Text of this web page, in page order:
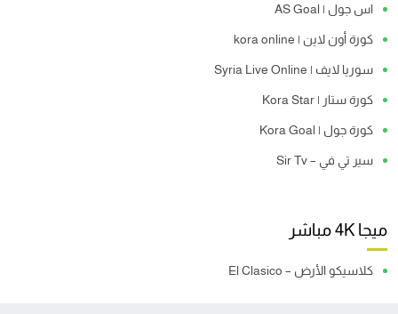
اس جول | AS Goal
كورة أون لاين | kora online
سوريا لايف | Syria Live Online
كورة ستار | Kora Star
كورة جول | Kora Goal
سير تي في – Sir Tv
ميجا 4K مباشر
كلاسيكو الأرض – El Clasico